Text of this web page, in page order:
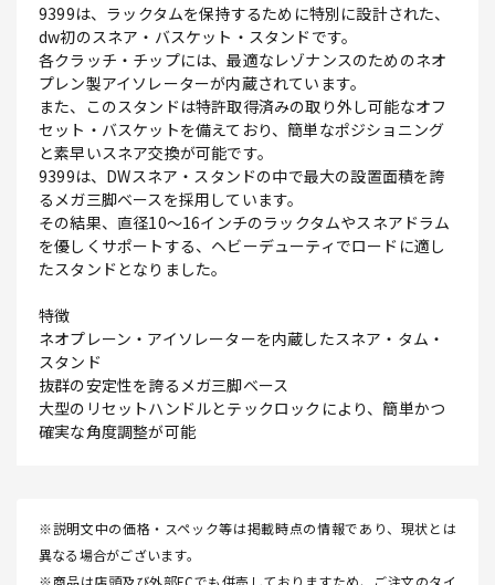
9399は、ラックタムを保持するために特別に設計された、
dw初のスネア・バスケット・スタンドです。
各クラッチ・チップには、最適なレゾナンスのためのネオ
プレン製アイソレーターが内蔵されています。
また、このスタンドは特許取得済みの取り外し可能なオフ
セット・バスケットを備えており、簡単なポジショニング
と素早いスネア交換が可能です。
9399は、DWスネア・スタンドの中で最大の設置面積を誇
るメガ三脚ベースを採用しています。
その結果、直径10～16インチのラックタムやスネアドラム
を優しくサポートする、ヘビーデューティでロードに適し
たスタンドとなりました。
特徴
ネオプレーン・アイソレーターを内蔵したスネア・タム・
スタンド
抜群の安定性を誇るメガ三脚ベース
大型のリセットハンドルとテックロックにより、簡単かつ
確実な角度調整が可能
※説明文中の価格・スペック等は掲載時点の情報であり、現状とは
異なる場合がございます。
※商品は店頭及び外部ECでも併売しておりますため、ご注文のタイ